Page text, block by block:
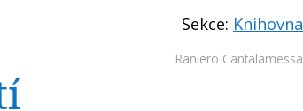
Sekce: Knihovna
Raniero Cantalamessa